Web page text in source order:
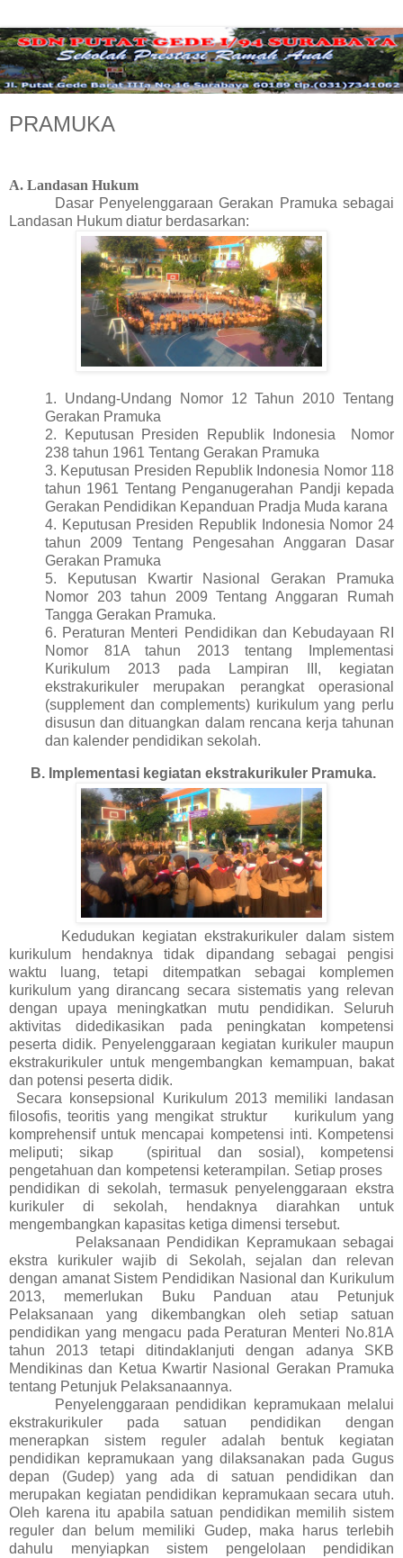
PRAMUKA
A. Landasan Hukum
Dasar Penyelenggaraan Gerakan Pramuka sebagai
Landasan Hukum diatur berdasarkan:
1. Undang-Undang Nomor 12 Tahun 2010 Tentang
Gerakan Pramuka
2. Keputusan Presiden Republik Indonesia Nomor
238 tahun 1961 Tentang Gerakan Pramuka
3. Keputusan Presiden Republik Indonesia Nomor 118
tahun 1961 Tentang Penganugerahan Pandji kepada
Gerakan Pendidikan Kepanduan Pradja Muda karana
4. Keputusan Presiden Republik Indonesia Nomor 24
tahun 2009 Tentang Pengesahan Anggaran Dasar
Gerakan Pramuka
5. Keputusan Kwartir Nasional Gerakan Pramuka
Nomor 203 tahun 2009 Tentang Anggaran Rumah
Tangga Gerakan Pramuka.
6. Peraturan Menteri Pendidikan dan Kebudayaan RI
Nomor 81A tahun 2013 tentang Implementasi
Kurikulum 2013 pada Lampiran III, kegiatan
ekstrakurikuler merupakan perangkat operasional
(supplement dan complements) kurikulum yang perlu
disusun dan dituangkan dalam rencana kerja tahunan
dan kalender pendidikan sekolah.
B. Implementasi kegiatan ekstrakurikuler Pramuka.
Kedudukan kegiatan ekstrakurikuler dalam sistem
kurikulum hendaknya tidak dipandang sebagai pengisi
waktu luang, tetapi ditempatkan sebagai komplemen
kurikulum yang dirancang secara sistematis yang relevan
dengan upaya meningkatkan mutu pendidikan. Seluruh
aktivitas didedikasikan pada peningkatan kompetensi
peserta didik. Penyelenggaraan kegiatan kurikuler maupun
ekstrakurikuler untuk mengembangkan kemampuan, bakat
dan potensi peserta didik.
Secara konsepsional Kurikulum 2013 memiliki landasan
filosofis, teoritis yang mengikat struktur kurikulum yang
komprehensif untuk mencapai kompetensi inti. Kompetensi
meliputi; sikap (spiritual dan sosial), kompetensi
pengetahuan dan kompetensi keterampilan. Setiap proses
pendidikan di sekolah, termasuk penyelenggaraan ekstra
kurikuler di sekolah, hendaknya diarahkan untuk
mengembangkan kapasitas ketiga dimensi tersebut.
Pelaksanaan Pendidikan Kepramukaan sebagai
ekstra kurikuler wajib di Sekolah, sejalan dan relevan
dengan amanat Sistem Pendidikan Nasional dan Kurikulum
2013, memerlukan Buku Panduan atau Petunjuk
Pelaksanaan yang dikembangkan oleh setiap satuan
pendidikan yang mengacu pada Peraturan Menteri No.81A
tahun 2013 tetapi ditindaklanjuti dengan adanya SKB
Mendikinas dan Ketua Kwartir Nasional Gerakan Pramuka
tentang Petunjuk Pelaksanaannya.
Penyelenggaraan pendidikan kepramukaan melalui
ekstrakurikuler pada satuan pendidikan dengan
menerapkan sistem reguler adalah bentuk kegiatan
pendidikan kepramukaan yang dilaksanakan pada Gugus
depan (Gudep) yang ada di satuan pendidikan dan
merupakan kegiatan pendidikan kepramukaan secara utuh.
Oleh karena itu apabila satuan pendidikan memilih sistem
reguler dan belum memiliki Gudep, maka harus terlebih
dahulu menyiapkan sistem pengelolaan pendidikan